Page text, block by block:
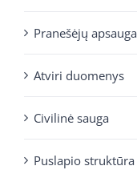
Pranešėjų apsauga
Atviri duomenys
Civilinė sauga
Puslapio struktūra